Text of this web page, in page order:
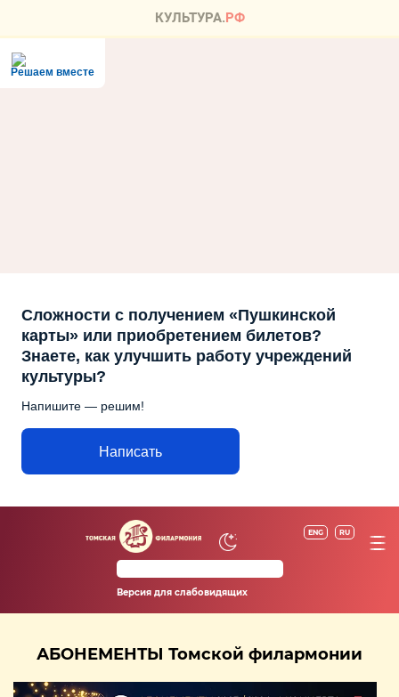
Решаем вместе
Сложности с получением «Пушкинской
карты» или приобретением билетов?
Знаете, как улучшить работу учреждений
культуры?
Напишите — решим!
Написать
ENG RU
Версия для слабовидящих
АБОНЕМЕНТЫ Томской филармонии